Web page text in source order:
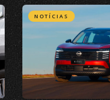
NOTÍCIAS